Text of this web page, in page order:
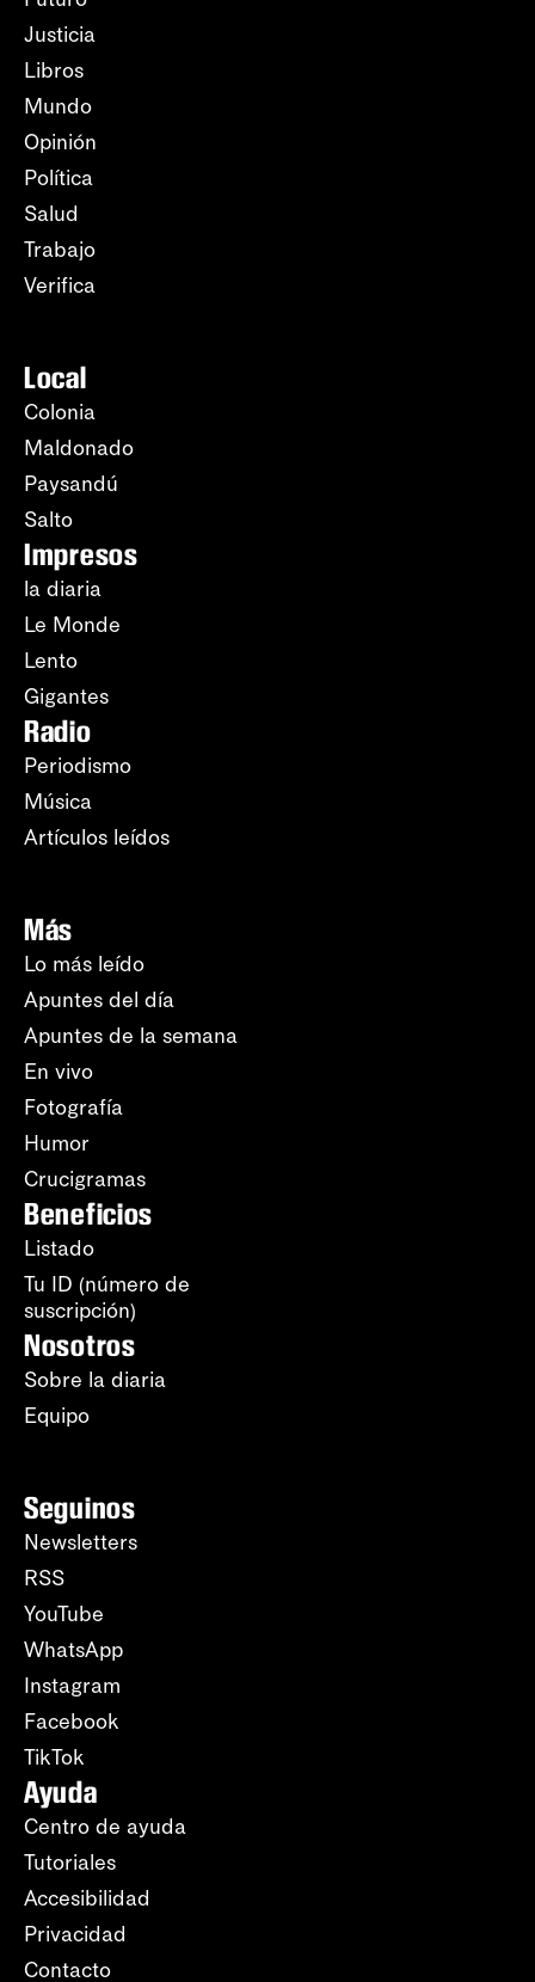
Justicia
Libros
Mundo
Opinión
Política
Salud
Trabajo
Verifica
Local
Colonia
Maldonado
Paysandú
Salto
Impresos
la diaria
Le Monde
Lento
Gigantes
Radio
Periodismo
Música
Artículos leídos
Más
Lo más leído
Apuntes del día
Apuntes de la semana
En vivo
Fotografía
Humor
Crucigramas
Beneficios
Listado
Tu ID (número de
suscripción)
Nosotros
Sobre la diaria
Equipo
Seguinos
Newsletters
RSS
YouTube
WhatsApp
Instagram
Facebook
TikTok
Ayuda
Centro de ayuda
Tutoriales
Accesibilidad
Privacidad
Contacto